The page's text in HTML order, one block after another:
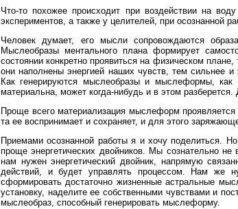
Что-то похожее происходит при воздействии на
экспериментов, а также у целителей, при осознанной
Человек думает, его мысли сопровождаются
Мыслеобразы ментального плана формирует
состоянии конкретно проявиться на физическом
они наполнены энергией наших чувств, тем сильнее
Как генерируются мыслеобразы и мыслеформы,
материальна, может когда-нибудь и в этом
Проще всего материализация мыслеформ
та ее воспринимает и сохраняет, и для этого
Приемами осознанной работы я и хочу поделиться.
проще энергетических двойников. Мы сознательно не
нам нужен энергетический двойник, напрямую
действий, и будет управлять процессом. Нам же
сформировать достаточно жизненные астральные
установку, наделите ее собственными чувствами и
мыслеобраз, способный генерировать мыслеформу.